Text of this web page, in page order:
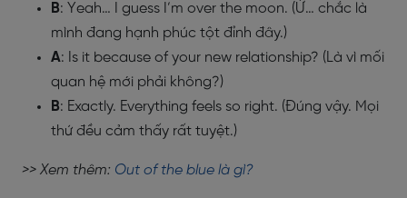
B: Yeah… I guess I’m over the moon. (Ừ… chắc là
mình đang hạnh phúc tột đỉnh đây.)
A: Is it because of your new relationship? (Là vì mối
quan hệ mới phải không?)
B: Exactly. Everything feels so right. (Đúng vậy. Mọi
thứ đều cảm thấy rất tuyệt.)
>> Xem thêm: Out of the blue là gì?